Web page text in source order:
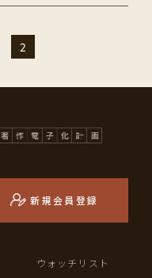
2
新規会員登録
ウォッチリスト